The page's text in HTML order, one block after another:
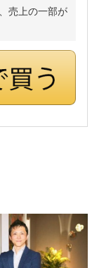
売上の一部が